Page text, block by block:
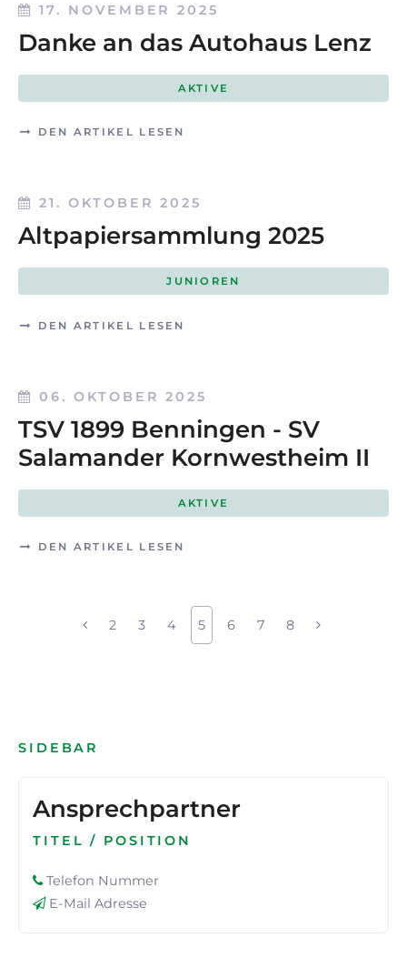
17. NOVEMBER 2025
Danke an das Autohaus Lenz
AKTIVE
DEN ARTIKEL LESEN
21. OKTOBER 2025
Altpapiersammlung 2025
JUNIOREN
DEN ARTIKEL LESEN
06. OKTOBER 2025
TSV 1899 Benningen - SV
Salamander Kornwestheim II
AKTIVE
DEN ARTIKEL LESEN
2 3 4 5 6 7 8
SIDEBAR
Ansprechpartner
TITEL / POSITION
Telefon Nummer
E-Mail Adresse